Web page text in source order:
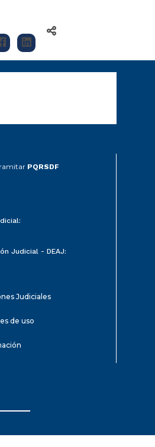
PQRSDF
Judicial - DEAJ:
Judiciales
de uso